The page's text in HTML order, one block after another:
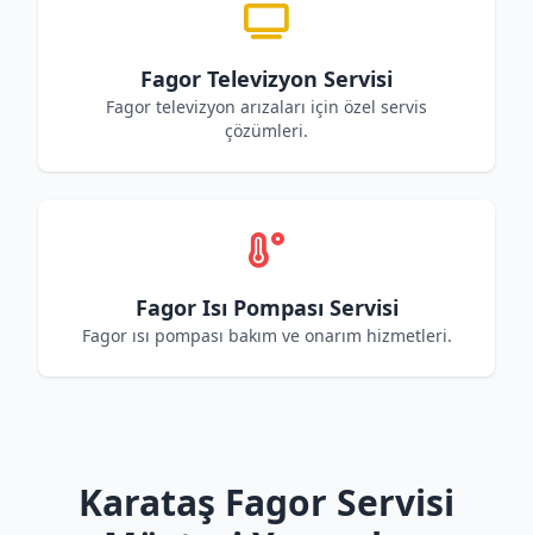
Fagor Televizyon Servisi
Fagor televizyon arızaları için özel servis
çözümleri.
Fagor Isı Pompası Servisi
Fagor ısı pompası bakım ve onarım hizmetleri.
Karataş Fagor Servisi